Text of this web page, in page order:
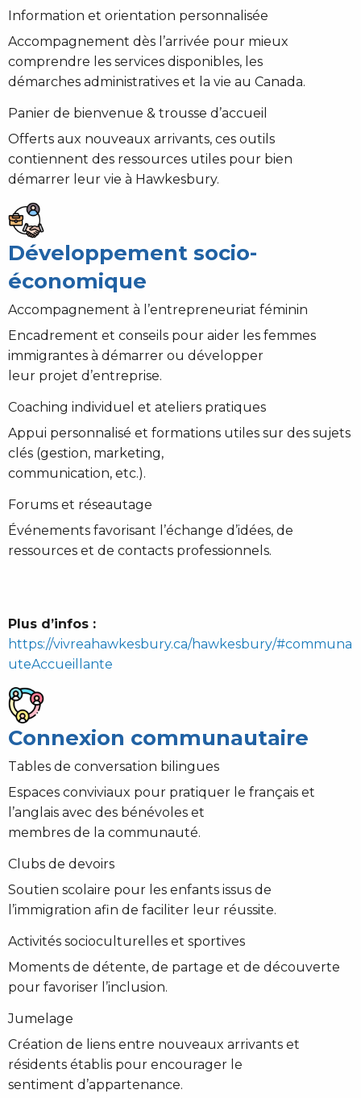
Information et orientation personnalisée
Accompagnement dès l’arrivée pour mieux
comprendre les services disponibles, les
démarches administratives et la vie au Canada.
Panier de bienvenue & trousse d’accueil
Offerts aux nouveaux arrivants, ces outils
contiennent des ressources utiles pour bien
démarrer leur vie à Hawkesbury.
Développement socio-
économique
Accompagnement à l’entrepreneuriat féminin
Encadrement et conseils pour aider les femmes
immigrantes à démarrer ou développer
leur projet d’entreprise.
Coaching individuel et ateliers pratiques
Appui personnalisé et formations utiles sur des sujets
clés (gestion, marketing,
communication, etc.).
Forums et réseautage
Événements favorisant l’échange d’idées, de
ressources et de contacts professionnels.
Plus d’infos :
https://vivreahawkesbury.ca/hawkesbury/#communa
uteAccueillante
Connexion communautaire
Tables de conversation bilingues
Espaces conviviaux pour pratiquer le français et
l’anglais avec des bénévoles et
membres de la communauté.
Clubs de devoirs
Soutien scolaire pour les enfants issus de
l’immigration afin de faciliter leur réussite.
Activités socioculturelles et sportives
Moments de détente, de partage et de découverte
pour favoriser l’inclusion.
Jumelage
Création de liens entre nouveaux arrivants et
résidents établis pour encourager le
sentiment d’appartenance.